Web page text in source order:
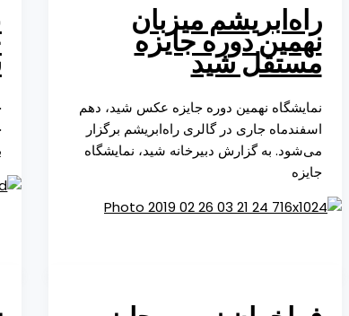
راه‌ابریشم میزبان
نهمین دوره جایزه
مستقل شید
نمایشگاه نهمین دوره جایزه عکس شید، دهم
اسفندماه جاری در گالری راه‌ابریشم برگزار
می‌شود. به گزارش دبیرخانه شید، نمایشگاه
جایزه